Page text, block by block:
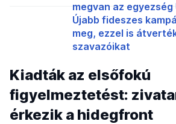
megvan az
Újabb fideszes
meg, ezzel is
szavazóikat
Kiadták az elsőfokú
figyelmeztetést:
érkezik a hidegfront